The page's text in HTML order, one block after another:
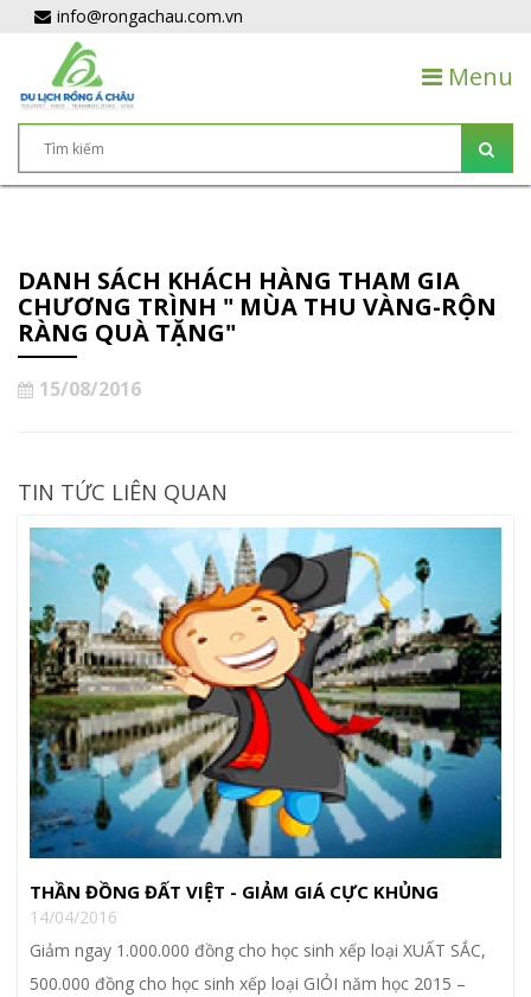
info@rongachau.com.vn
Menu
DANH SÁCH KHÁCH HÀNG THAM GIA
CHƯƠNG TRÌNH " MÙA THU VÀNG-RỘN
RÀNG QUÀ TẶNG"
15/08/2016
TIN TỨC LIÊN QUAN
THẦN ĐỒNG ĐẤT VIỆT - GIẢM GIÁ CỰC KHỦNG
14/04/2016
Giảm ngay 1.000.000 đồng cho học sinh xếp loại XUẤT SẮC,
500.000 đồng cho học sinh xếp loại GIỎI năm học 2015 –